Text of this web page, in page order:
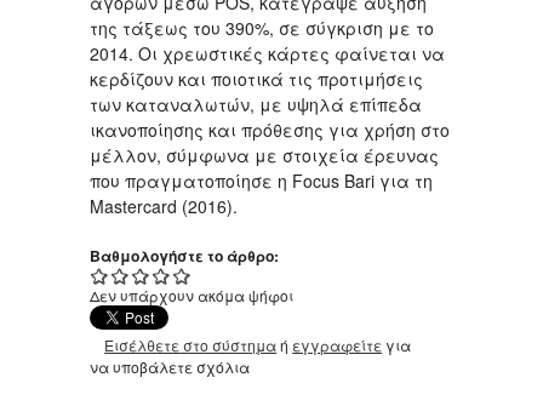
της τάξεως του 390%, σε σύγκριση με το
2014. Οι χρεωστικές κάρτες φαίνεται να
κερδίζουν και ποιοτικά τις προτιμήσεις
των καταναλωτών, με υψηλά επίπεδα
ικανοποίησης και πρόθεσης για χρήση στο
μέλλον, σύμφωνα με στοιχεία έρευνας
που πραγματοποίησε η Focus Bari για τη
Mastercard (2016).
Βαθμολογήστε το άρθρο:
Δεν υπάρχουν ακόμα ψήφοι
Εισέλθετε στο σύστημαή εγγραφείτε για
να υποβάλετε σχόλια